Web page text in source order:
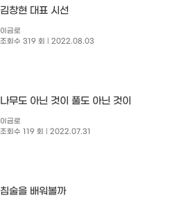
김창현 대표 시선
이금로
조회수 319 회
| 2022.08.03
나무도 아닌 것이 풀도 아닌 것이
이금로
조회수 119 회
| 2022.07.31
침술을 배워볼까